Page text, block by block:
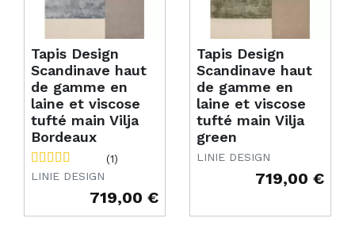
Tapis Design
Scandinave haut
de gamme en
laine et viscose
tufté main Vilja
Bordeaux
(1)
LINIE DESIGN
719,00 €
Tapis Design
Scandinave haut
de gamme en
laine et viscose
tufté main Vilja
green
LINIE DESIGN
719,00 €